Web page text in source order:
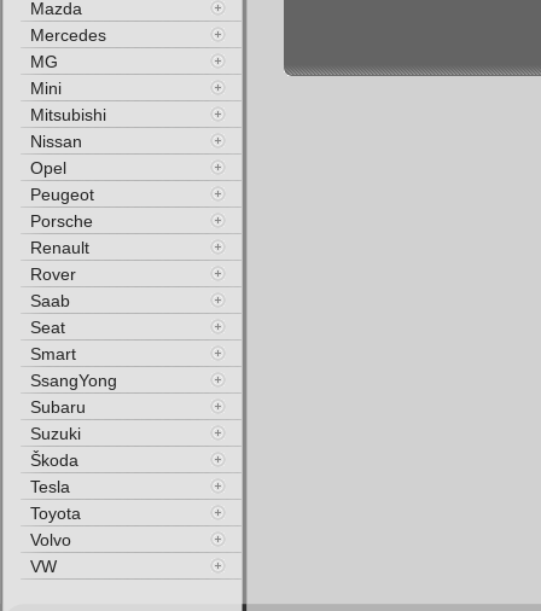
Mazda
Mercedes
MG
Mini
Mitsubishi
Nissan
Opel
Peugeot
Porsche
Renault
Rover
Saab
Seat
Smart
SsangYong
Subaru
Suzuki
Škoda
Tesla
Toyota
Volvo
VW